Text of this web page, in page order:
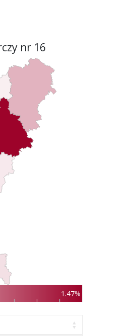
nr 16
1.47%